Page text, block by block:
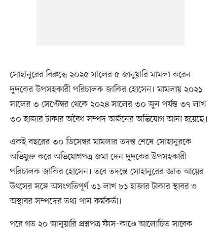
সোহানুরের বিরুদ্ধে ২০২৫ সালের ৫ জানুয়ারি মামলা করেন
দুদকের উপসহকারী পরিচালক জাকির হোসেন। মামলায় ২০২১
সালের ৩ সেপ্টেম্বর থেকে ২০২৪ সালের ৩০ জুন পর্যন্ত ৩৭ লাখ
৩০ হাজার টাকার অবৈধ সম্পদ অর্জনের অভিযোগ আনা হয়েছে।
একই বছরের ৩০ ডিসেম্বর মামলার তদন্ত শেষে সোহানুরকে
অভিযুক্ত করে অভিযোগপত্র জমা দেন দুদকের উপসহকারী
পরিচালক জাকির হোসেন। তবে তদন্তে সোহানুরের জ্ঞাত আয়ের
উৎসের সঙ্গে অসংগতিপূর্ণ ৩১ লাখ ৮১ হাজার টাকার স্থাবর ও
অস্থাবর সম্পদের তথ্য পান কর্মকর্তা।
পরে গত ২০ জানুয়ারি প্রশ্নপত্র ফাঁস–কাণ্ডে আলোচিত সাবেক